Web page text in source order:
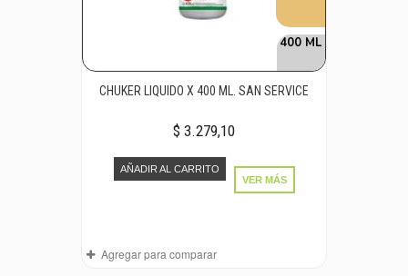
400 ML
CHUKER LIQUIDO X 400 ML. SAN SERVICE
$ 3.279,10
AÑADIR AL CARRITO
VER MÁS
Agregar para comparar